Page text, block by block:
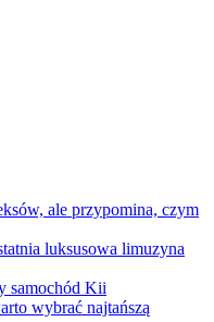
ale przypomina, czym
luksusowa limuzyna
samochód Kii
wybrać najtańszą